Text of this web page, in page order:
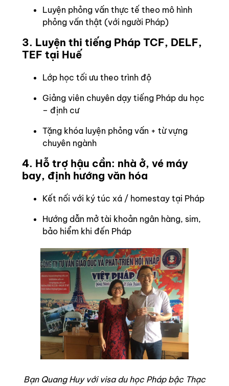
Luyện phỏng vấn thực tế theo mô hình
phỏng vấn thật (với người Pháp)
3. Luyện thi tiếng Pháp TCF, DELF,
TEF tại Huế
Lớp học tối ưu theo trình độ
Giảng viên chuyên dạy tiếng Pháp du học
– định cư
Tặng khóa luyện phỏng vấn + từ vựng
chuyên ngành
4. Hỗ trợ hậu cần: nhà ở, vé máy
bay, định hướng văn hóa
Kết nối với ký túc xá / homestay tại Pháp
Hướng dẫn mở tài khoản ngân hàng, sim,
bảo hiểm khi đến Pháp
Bạn Quang Huy với visa du học Pháp bậc Thạc